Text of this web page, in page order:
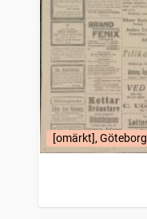
[omärkt], Göteborg